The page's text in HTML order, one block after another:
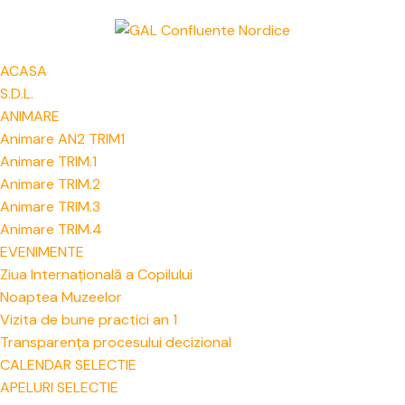
ACASA
S.D.L.
ANIMARE
Animare AN2 TRIM1
Animare TRIM.1
Animare TRIM.2
Animare TRIM.3
Animare TRIM.4
EVENIMENTE
Ziua Internațională a Copilului
Noaptea Muzeelor
Vizita de bune practici an 1
Transparența procesului decizional
CALENDAR SELECTIE
APELURI SELECTIE